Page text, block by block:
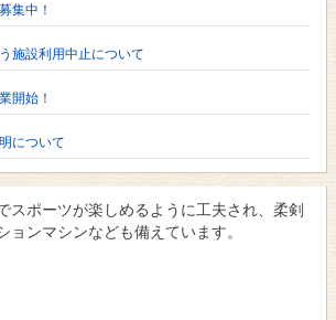
集中！
施設利用中止について
開始！
について
スポーツが楽しめるように工夫され、柔剣
ョンマシンなども備えています。